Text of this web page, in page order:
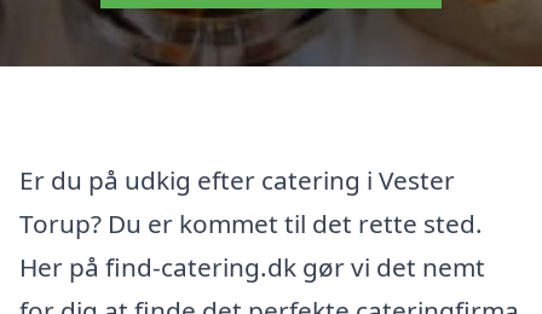
Er du på udkig efter catering i Vester
Torup? Du er kommet til det rette sted.
Her på find-catering.dk gør vi det nemt